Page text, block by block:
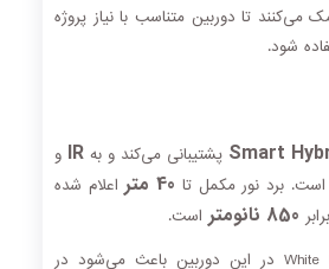
تا دوربین متناسب با نیاز پروژه
شود.
Smart پشتیبانی می‌کند و بهIR و
برد نور مکمل تا 40 متر
اعلام شده
برابر 850 نانومتر
است.
ترکیب نور IR و White Light در این دوربین باعث می‌شود در